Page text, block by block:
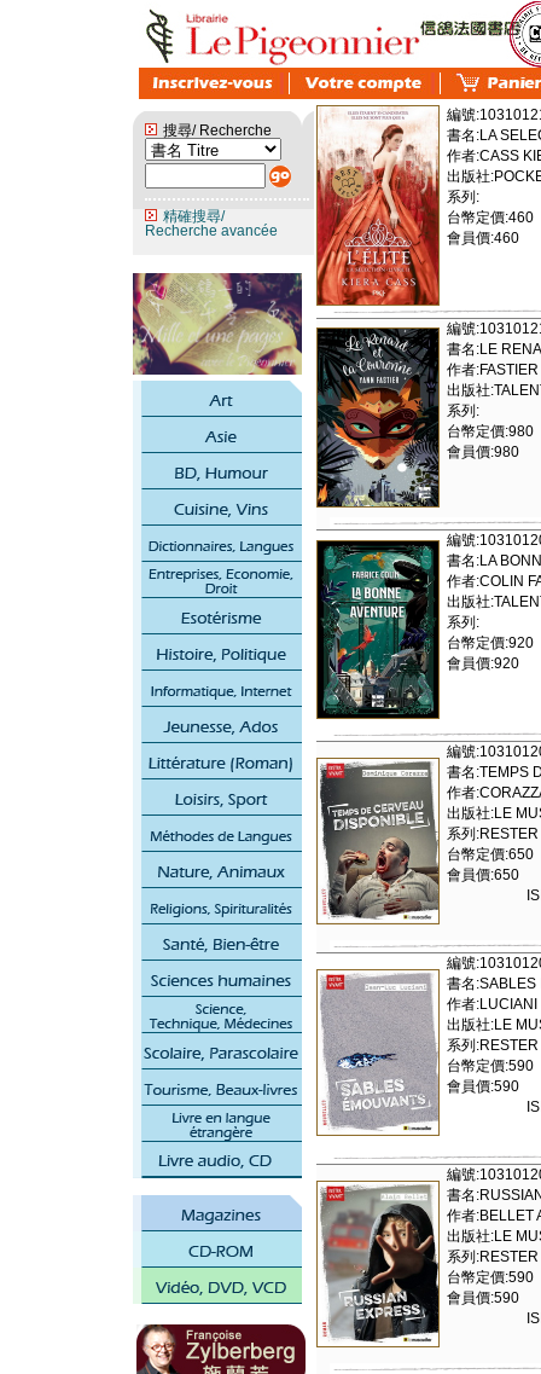
搜尋/ Recherche
精確搜尋/
Recherche avancée
編號
書名:LA
作者:CASS
出版社
系列:
台幣定價:460
會員價:460
編號
書名:LE
作者
出版社
系列:
台幣定價:980
會員價:980
編號
書名:LA
作者:COLIN
出版社
系列:
台幣定價:920
會員價:920
編號
書名:TEMPS
作者
出版社:LE
系列
台幣定價:650
會員價:650
編號
書名:SABLES
作者
出版社:LE
系列
台幣定價:590
會員價:590
編號
書名
作者:BELLET
出版社:LE
系列
台幣定價:590
會員價:590